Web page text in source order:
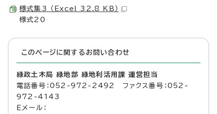
様式集3 （Excel 32.8 KB）
様式20
このページに関する お問い合わせ
緑政土木局 緑地部 緑地利活用課 運営担当
電話番号：052-972-2492 ファクス番号：052-
972-4143
Eメール：